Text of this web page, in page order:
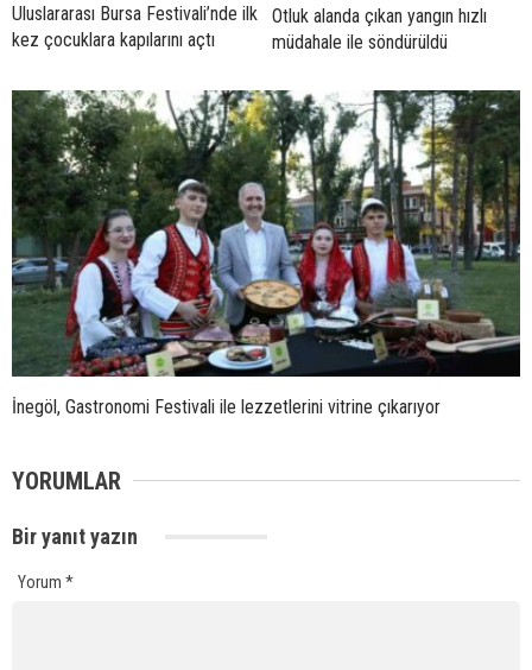
Uluslararası Bursa Festivali’nde ilk
kez çocuklara kapılarını açtı
Otluk alanda çıkan yangın hızlı
müdahale ile söndürüldü
İnegöl, Gastronomi Festivali ile lezzetlerini vitrine çıkarıyor
YORUMLAR
Bir yanıt yazın
Yorum *